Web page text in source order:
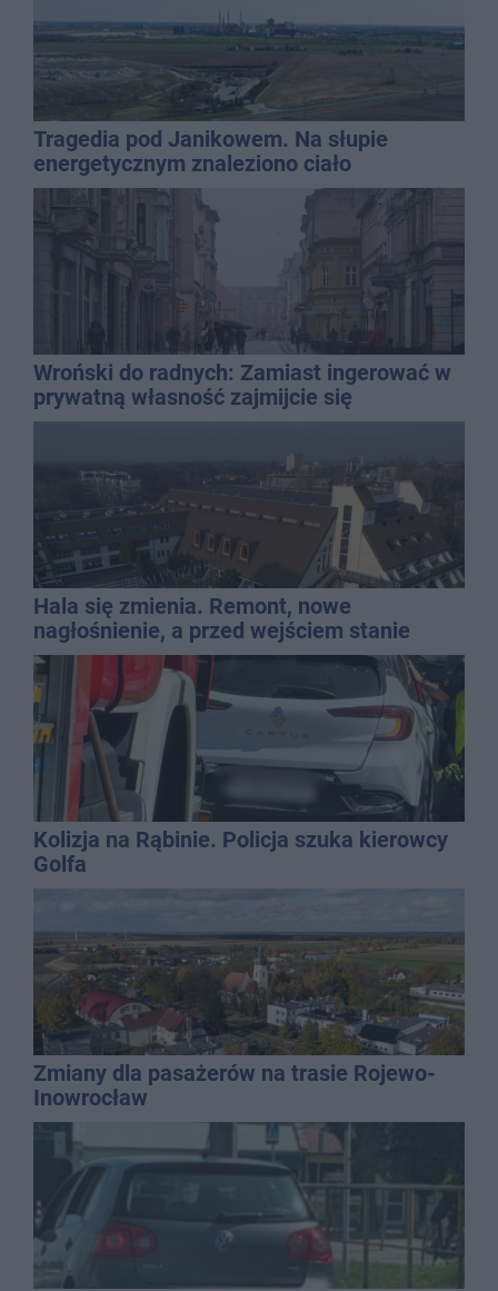
Tragedia pod Janikowem. Na słupie
energetycznym znaleziono ciało
mężczyzny
Wroński do radnych: Zamiast ingerować w
prywatną własność zajmijcie się
gospodarką
Hala się zmienia. Remont, nowe
nagłośnienie, a przed wejściem stanie
QEMETICA ARENA
Kolizja na Rąbinie. Policja szuka kierowcy
Golfa
Zmiany dla pasażerów na trasie Rojewo-
Inowrocław